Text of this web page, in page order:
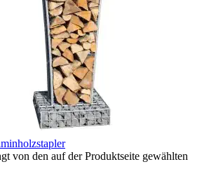
von den auf der Produktseite gewählten